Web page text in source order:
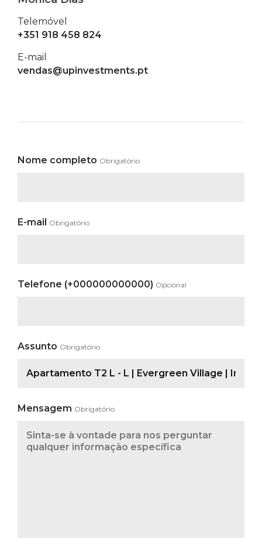
Telemóvel
+351 918 458 824
E-mail
vendas@upinvestments.pt
Nome completo Obrigatório
E-mail Obrigatório
Telefone (+000000000000) Opcional
Assunto Obrigatório
Mensagem Obrigatório